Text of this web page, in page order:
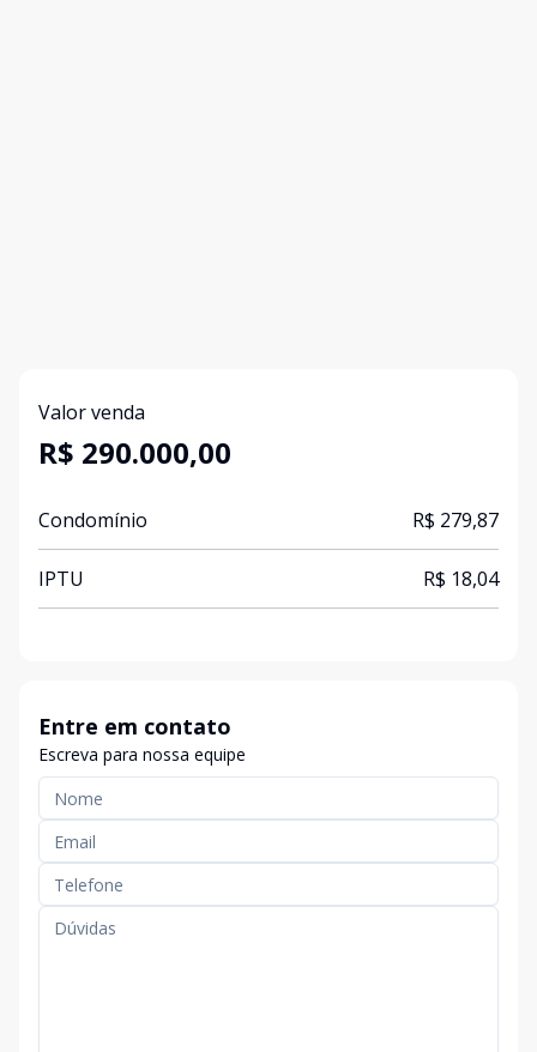
Valor venda
R$ 290.000,00
Condomínio R$ 279,87
IPTU R$ 18,04
Entre em contato
Escreva para nossa equipe